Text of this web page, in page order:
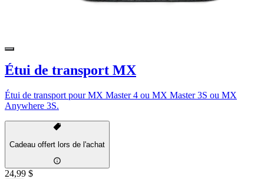
Étui de transport MX
Étui de transport pour MX Master 4 ou MX Master 3S ou MX
Anywhere 3S.
Cadeau offert lors de l'achat
24,99 $